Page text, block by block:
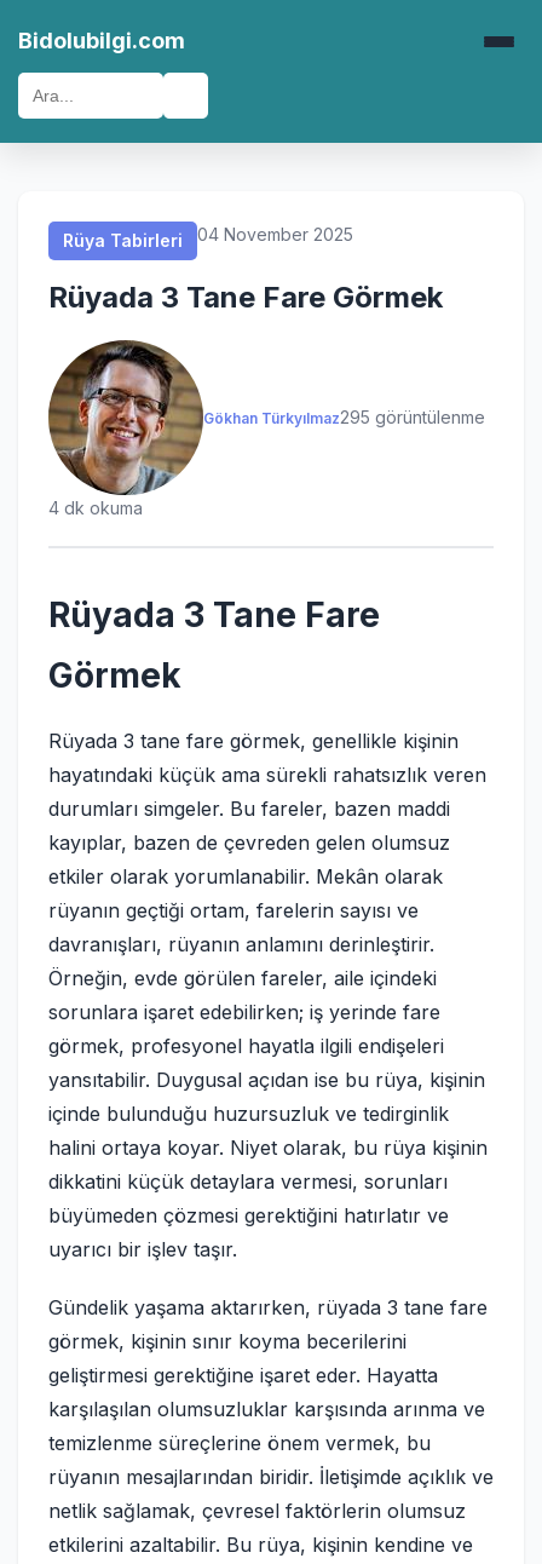
Bidolubilgi.com
Rüya Tabirleri 04 November 2025
Rüyada 3 Tane Fare Görmek
Gökhan Türkyılmaz295 görüntülenme
4 dk okuma
Rüyada 3 Tane Fare
Görmek
Rüyada 3 tane fare görmek, genellikle kişinin
hayatındaki küçük ama sürekli rahatsızlık veren
durumları simgeler. Bu fareler, bazen maddi
kayıplar, bazen de çevreden gelen olumsuz
etkiler olarak yorumlanabilir. Mekân olarak
rüyanın geçtiği ortam, farelerin sayısı ve
davranışları, rüyanın anlamını derinleştirir.
Örneğin, evde görülen fareler, aile içindeki
sorunlara işaret edebilirken; iş yerinde fare
görmek, profesyonel hayatla ilgili endişeleri
yansıtabilir. Duygusal açıdan ise bu rüya, kişinin
içinde bulunduğu huzursuzluk ve tedirginlik
halini ortaya koyar. Niyet olarak, bu rüya kişinin
dikkatini küçük detaylara vermesi, sorunları
büyümeden çözmesi gerektiğini hatırlatır ve
uyarıcı bir işlev taşır.
Gündelik yaşama aktarırken, rüyada 3 tane fare
görmek, kişinin sınır koyma becerilerini
geliştirmesi gerektiğine işaret eder. Hayatta
karşılaşılan olumsuzluklar karşısında arınma ve
temizlenme süreçlerine önem vermek, bu
rüyanın mesajlarından biridir. İletişimde açıklık ve
netlik sağlamak, çevresel faktörlerin olumsuz
etkilerini azaltabilir. Bu rüya, kişinin kendine ve
Rüya Tabirleri
Rüya Tabirleri
Rüya Tabirleri
Rüya Tabirleri